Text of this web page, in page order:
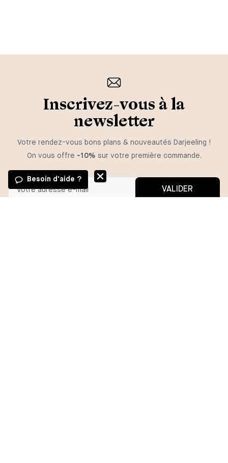
Inscrivez-vous à la
newsletter
Votre rendez-vous bons plans & nouveautés Darjeeling !
On vous offre -10% sur votre première commande.
VALIDER
Besoin d'aide ?